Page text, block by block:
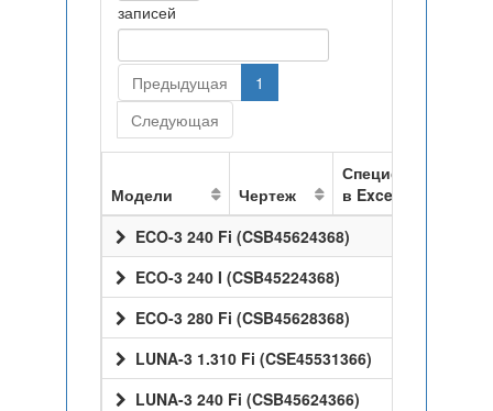
записей
Предыдущая
1
Следующая
Модели Чертеж
Спецификация
в Excel
ECO-3 240 Fi (CSB45624368)
ECO-3 240 I (CSB45224368)
ECO-3 280 Fi (CSB45628368)
LUNA-3 1.310 Fi (CSE45531366)
LUNA-3 240 Fi (CSB45624366)